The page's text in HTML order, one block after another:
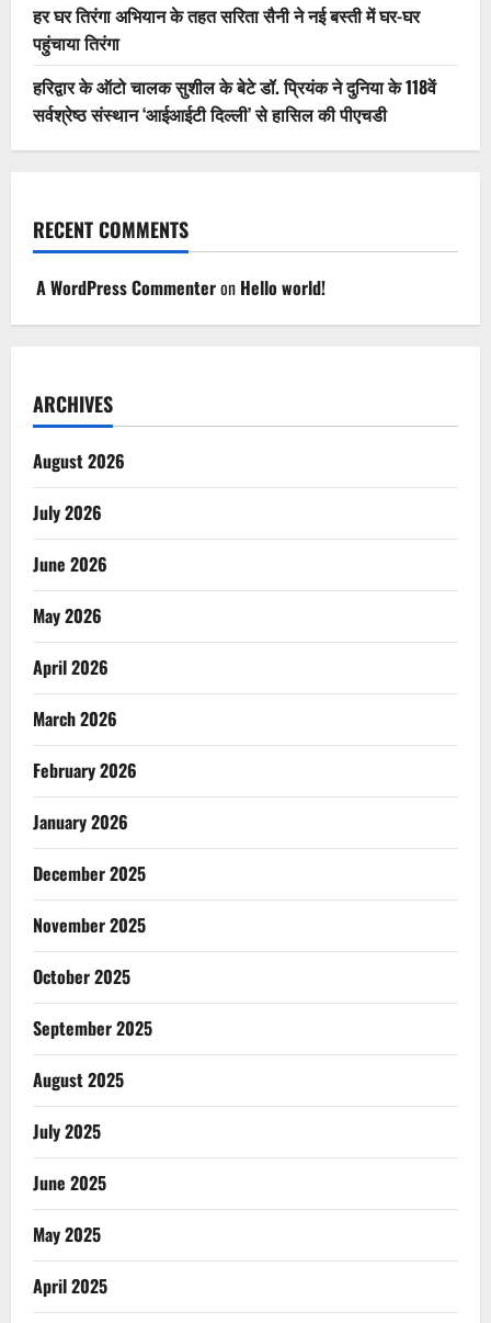
हर घर तिरंगा अभियान के तहत सरिता सैनी ने नई बस्ती में घर-घर
पहुंचाया तिरंगा
हरिद्वार के ऑटो चालक सुशील के बेटे डॉ. प्रियंक ने दुनिया के 118वें
सर्वश्रेष्ठ संस्थान ‘आईआईटी दिल्ली’ से हासिल की पीएचडी
RECENT COMMENTS
A WordPress Commenteron Hello world!
ARCHIVES
August 2026
July 2026
June 2026
May 2026
April 2026
March 2026
February 2026
January 2026
December 2025
November 2025
October 2025
September 2025
August 2025
July 2025
June 2025
May 2025
April 2025